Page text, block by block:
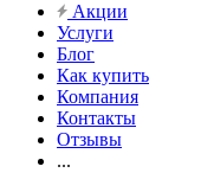
Акции
Услуги
Блог
Как купить
Компания
Контакты
Отзывы
...